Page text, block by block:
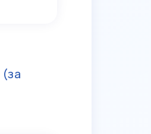
(за